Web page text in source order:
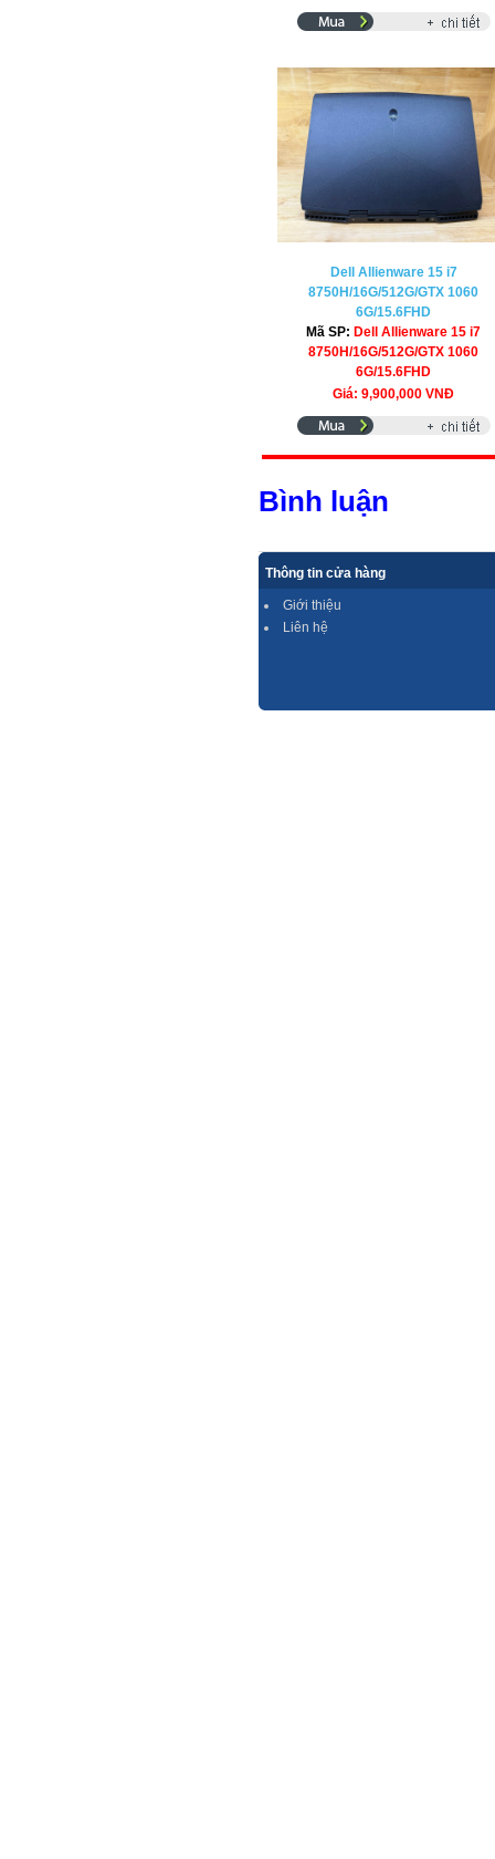
Dell Allienware 15 i7
8750H/16G/512G/GTX 1060
6G/15.6FHD
Mã SP: Dell Allienware 15 i7
8750H/16G/512G/GTX 1060
6G/15.6FHD
Giá: 9,900,000 VNĐ
Bình luận
Thông tin cửa hàng
Giới thiệu
Liên hệ